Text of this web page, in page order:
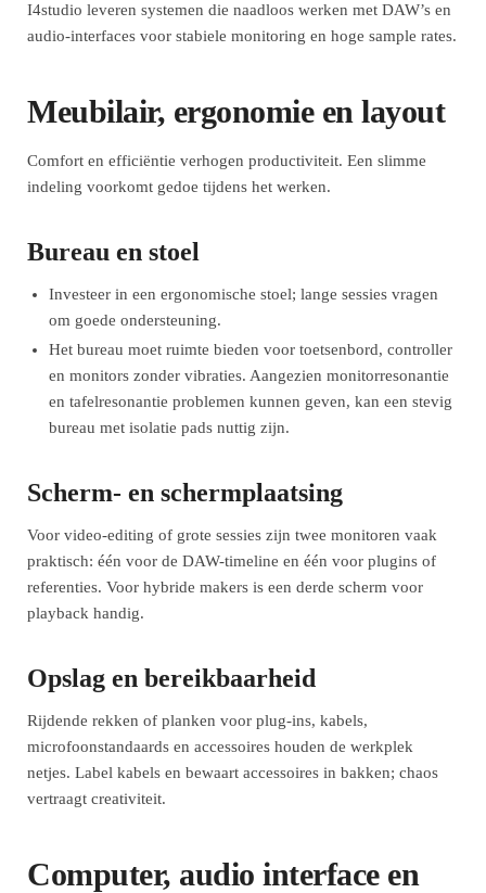
I4studio leveren systemen die naadloos werken met DAW’s en
audio-interfaces voor stabiele monitoring en hoge sample rates.
Meubilair, ergonomie en layout
Comfort en efficiëntie verhogen productiviteit. Een slimme
indeling voorkomt gedoe tijdens het werken.
Bureau en stoel
Investeer in een ergonomische stoel; lange sessies vragen
om goede ondersteuning.
Het bureau moet ruimte bieden voor toetsenbord, controller
en monitors zonder vibraties. Aangezien monitorresonantie
en tafelresonantie problemen kunnen geven, kan een stevig
bureau met isolatie pads nuttig zijn.
Scherm- en schermplaatsing
Voor video-editing of grote sessies zijn twee monitoren vaak
praktisch: één voor de DAW-timeline en één voor plugins of
referenties. Voor hybride makers is een derde scherm voor
playback handig.
Opslag en bereikbaarheid
Rijdende rekken of planken voor plug-ins, kabels,
microfoonstandaards en accessoires houden de werkplek
netjes. Label kabels en bewaart accessoires in bakken; chaos
vertraagt creativiteit.
Computer, audio interface en